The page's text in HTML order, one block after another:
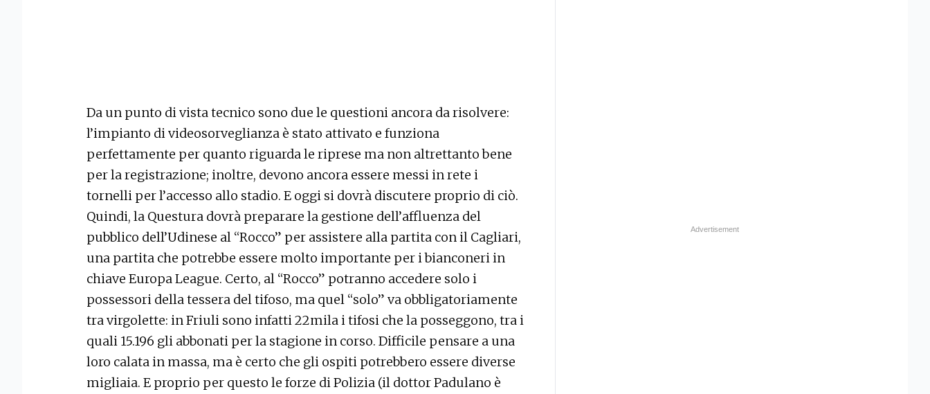
Da un punto di vista tecnico sono due le questioni ancora da risolvere:
l’impianto di videosorveglianza è stato attivato e funziona
perfettamente per quanto riguarda le riprese ma non altrettanto bene
per la registrazione; inoltre, devono ancora essere messi in rete i
tornelli per l’accesso allo stadio. E oggi si dovrà discutere proprio di ciò.
Quindi, la Questura dovrà preparare la gestione dell’affluenza del
pubblico dell’Udinese al “Rocco” per assistere alla partita con il Cagliari,
una partita che potrebbe essere molto importante per i bianconeri in
chiave Europa League. Certo, al “Rocco” potranno accedere solo i
possessori della tessera del tifoso, ma quel “solo” va obbligatoriamente
tra virgolette: in Friuli sono infatti 22mila i tifosi che la posseggono, tra i
quali 15.196 gli abbonati per la stagione in corso. Difficile pensare a una
loro calata in massa, ma è certo che gli ospiti potrebbero essere diverse
migliaia. E proprio per questo le forze di Polizia (il dottor Padulano è